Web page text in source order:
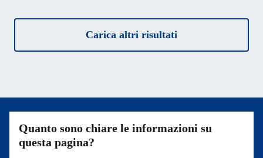
Carica altri risultati
Quanto sono chiare le informazioni su
questa pagina?